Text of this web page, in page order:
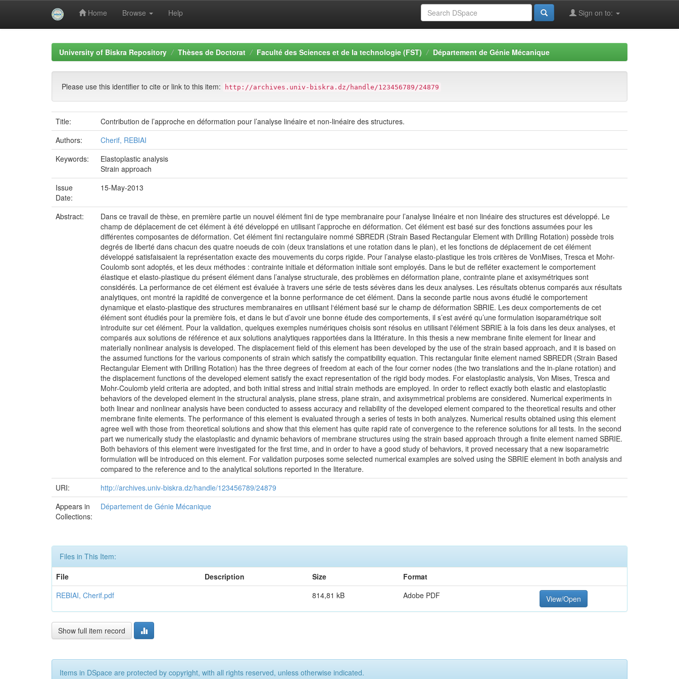
Home Browse Help Sign on to:
University of Biskra Repository Thèses de Doctorat Faculté des Sciences et de la technologie (FST) Département de Génie Mécanique
Please use this identifier to cite or link to this item: http://archives.univ-biskra.dz/handle/123456789/24879
Title:
Contribution de l’approche en déformation pour l’analyse linéaire et non-linéaire des structures.
Authors:
Cherif, REBIAI
Keywords:
Elastoplastic analysis
Strain approach
Issue
Date:
15-May-2013
Abstract:
Dans ce travail de thèse, en première partie un nouvel élément fini de type membranaire pour l’analyse linéaire et non linéaire des structures est développé. Le
champ de déplacement de cet élément à été développé en utilisant l’approche en déformation. Cet élément est basé sur des fonctions assumées pour les
différentes composantes de déformation. Cet élément fini rectangulaire nommé SBREDR (Strain Based Rectangular Element with Drilling Rotation) possède trois
degrés de liberté dans chacun des quatre noeuds de coin (deux translations et une rotation dans le plan), et les fonctions de déplacement de cet élément
développé satisfaisaient la représentation exacte des mouvements du corps rigide. Pour l’analyse elasto-plastique les trois critères de VonMises, Tresca et Mohr-
Coulomb sont adoptés, et les deux méthodes : contrainte initiale et déformation initiale sont employés. Dans le but de refléter exactement le comportement
élastique et elasto-plastique du présent élément dans l’analyse structurale, des problèmes en déformation plane, contrainte plane et axisymétriques sont
considérés. La performance de cet élément est évaluée à travers une série de tests sévères dans les deux analyses. Les résultats obtenus comparés aux résultats
analytiques, ont montré la rapidité de convergence et la bonne performance de cet élément. Dans la seconde partie nous avons étudié le comportement
dynamique et elasto-plastique des structures membranaires en utilisant l‘élément basé sur le champ de déformation SBRIE. Les deux comportements de cet
élément sont étudiés pour la première fois, et dans le but d’avoir une bonne étude des comportements, il s’est avéré qu’une formulation isoparamétrique soit
introduite sur cet élément. Pour la validation, quelques exemples numériques choisis sont résolus en utilisant l'élément SBRIE à la fois dans les deux analyses, et
comparés aux solutions de référence et aux solutions analytiques rapportées dans la littérature. In this thesis a new membrane finite element for linear and
materially nonlinear analysis is developed. The displacement field of this element has been developed by the use of the strain based approach, and it is based on
the assumed functions for the various components of strain which satisfy the compatibility equation. This rectangular finite element named SBREDR (Strain Based
Rectangular Element with Drilling Rotation) has the three degrees of freedom at each of the four corner nodes (the two translations and the in-plane rotation) and
the displacement functions of the developed element satisfy the exact representation of the rigid body modes. For elastoplastic analysis, Von Mises, Tresca and
Mohr-Coulomb yield criteria are adopted, and both initial stress and initial strain methods are employed. In order to reflect exactly both elastic and elastoplastic
behaviors of the developed element in the structural analysis, plane stress, plane strain, and axisymmetrical problems are considered. Numerical experiments in
both linear and nonlinear analysis have been conducted to assess accuracy and reliability of the developed element compared to the theoretical results and other
membrane finite elements. The performance of this element is evaluated through a series of tests in both analyzes. Numerical results obtained using this element
agree well with those from theoretical solutions and show that this element has quite rapid rate of convergence to the reference solutions for all tests. In the second
part we numerically study the elastoplastic and dynamic behaviors of membrane structures using the strain based approach through a finite element named SBRIE.
Both behaviors of this element were investigated for the first time, and in order to have a good study of behaviors, it proved necessary that a new isoparametric
formulation will be introduced on this element. For validation purposes some selected numerical examples are solved using the SBRIE element in both analysis and
compared to the reference and to the analytical solutions reported in the literature.
URI:
http://archives.univ-biskra.dz/handle/123456789/24879
Appears in
Collections:
Département de Génie Mécanique
Files in This Item:
File
Description Size
Format
REBIAI, Cherif.pdf
814,81 kB Adobe PDF View/Open
Show full item record
Items in DSpace are protected by copyright, with all rights reserved, unless otherwise indicated.